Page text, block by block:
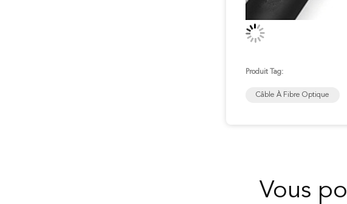
Produit Tag:
Câble À Fibre Optique
Vous